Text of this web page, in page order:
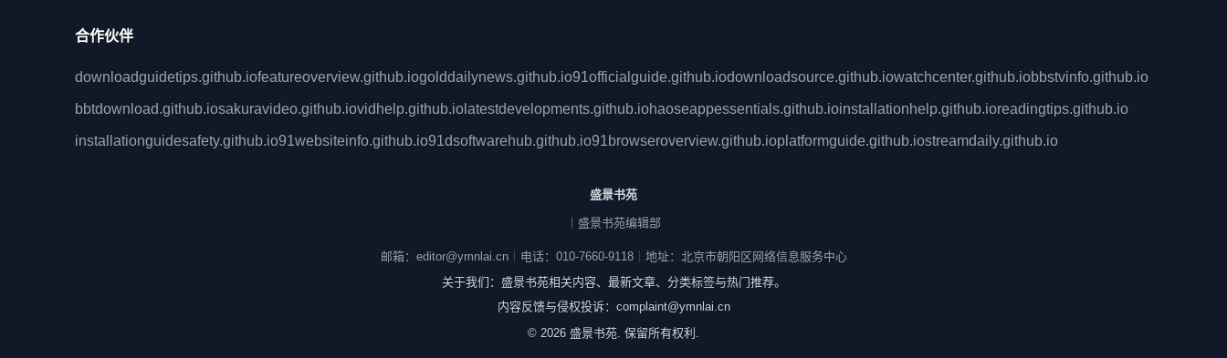
合作伙伴
downloadguidetips.github.iofeatureoverview.github.iogolddailynews.github.io91officialguide.github.iodownloadsource.github.iowatchcenter.github.iobbstvinfo.github.io
bbtdownload.github.iosakuravideo.github.iovidhelp.github.io latestdevelopments.github.iohaoseappessentials.github.ioinstallationhelp.github.ioreadingtips.github.io
installationguidesafety.github.io91websiteinfo.github.io91dsoftwarehub.github.io91browseroverview.github.ioplatformguide.github.iostreamdaily.github.io
盛景书苑
｜盛景书苑编辑部
邮箱：editor@ymnlai.cn｜ 电话：010-7660-9118｜ 地址：北京市朝阳区网络信息服务中心
关于我们：盛景书苑相关内容、最新文章、分类标签与热门推荐。
内容反馈与侵权投诉：complaint@ymnlai.cn
© 2026 盛景书苑. 保留所有权利.